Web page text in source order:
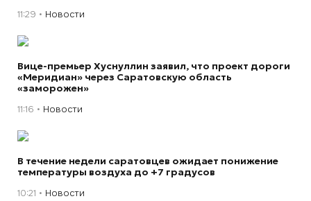
11:29 Новости
Вице-премьер Хуснуллин заявил, что проект дороги
«Меридиан» через Саратовскую область
«заморожен»
11:16 Новости
В течение недели саратовцев ожидает понижение
температуры воздуха до +7 градусов
10:21 Новости